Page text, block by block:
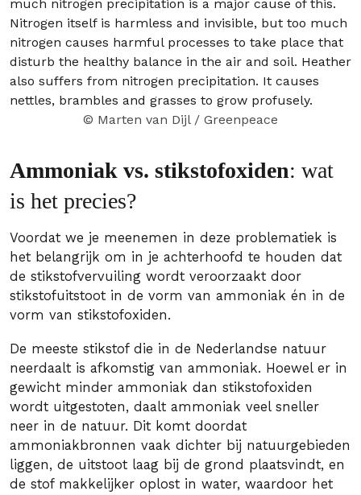
© Marten van Dijl / Greenpeace
Ammoniak vs. stikstofoxiden: wat
is het precies?
Voordat we je meenemen in deze problematiek is
het belangrijk om in je achterhoofd te houden dat
de stikstofvervuiling wordt veroorzaakt door
stikstofuitstoot in de vorm van ammoniak én in de
vorm van stikstofoxiden.
De meeste stikstof die in de Nederlandse natuur
neerdaalt is afkomstig van ammoniak. Hoewel er in
gewicht minder ammoniak dan stikstofoxiden
wordt uitgestoten, daalt ammoniak veel sneller
neer in de natuur. Dit komt doordat
ammoniakbronnen vaak dichter bij natuurgebieden
liggen, de uitstoot laag bij de grond plaatsvindt, en
de stof makkelijker oplost in water, waardoor het